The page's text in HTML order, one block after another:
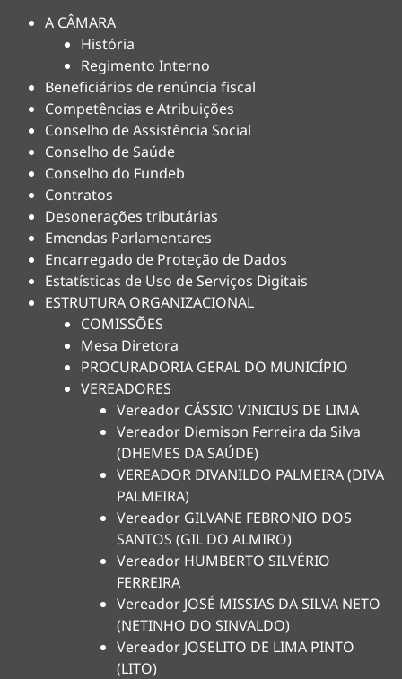
A CÂMARA
História
Regimento Interno
Beneficiários de renúncia fiscal
Competências e Atribuições
Conselho de Assistência Social
Conselho de Saúde
Conselho do Fundeb
Contratos
Desonerações tributárias
Emendas Parlamentares
Encarregado de Proteção de Dados
Estatísticas de Uso de Serviços Digitais
ESTRUTURA ORGANIZACIONAL
COMISSÕES
Mesa Diretora
PROCURADORIA GERAL DO MUNICÍPIO
VEREADORES
Vereador CÁSSIO VINICIUS DE LIMA
Vereador Diemison Ferreira da Silva
(DHEMES DA SAÚDE)
VEREADOR DIVANILDO PALMEIRA (DIVA
PALMEIRA)
Vereador GILVANE FEBRONIO DOS
SANTOS (GIL DO ALMIRO)
Vereador HUMBERTO SILVÉRIO
FERREIRA
Vereador JOSÉ MISSIAS DA SILVA NETO
(NETINHO DO SINVALDO)
Vereador JOSELITO DE LIMA PINTO
(LITO)